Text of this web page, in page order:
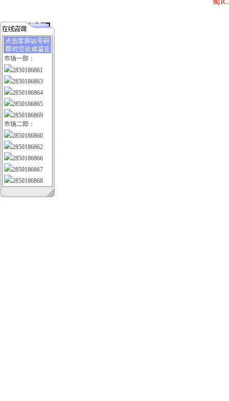
市场一部：
2850186861
2850186863
2850186864
2850186865
2850186869
市场二部：
2850186860
2850186862
2850186866
2850186867
2850186868